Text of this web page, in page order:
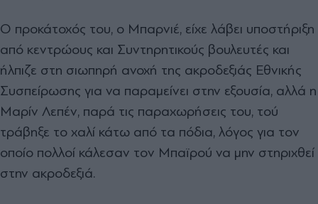
Ο προκάτοχός του, ο Μπαρνιέ, είχε λάβει υποστήριξη
από κεντρώους και Συντηρητικούς βουλευτές και
ήλπιζε στη σιωπηρή ανοχή της ακροδεξιάς Εθνικής
Συσπείρωσης για να παραμείνει στην εξουσία, αλλά η
Μαρίν Λεπέν, παρά τις παραχωρήσεις του, τού
τράβηξε το χαλί κάτω από τα πόδια, λόγος για τον
οποίο πολλοί κάλεσαν τον Μπαϊρού να μην στηριχθεί
στην ακροδεξιά.